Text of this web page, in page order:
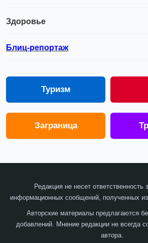
Здоровье
Блиц-репортаж
Туризм
Заграница
Редакция не несет ответственность
информационных сообщений, полученных из
Авторские материалы предлагаются
добавлений. Мнение редакции не всегда
автора.